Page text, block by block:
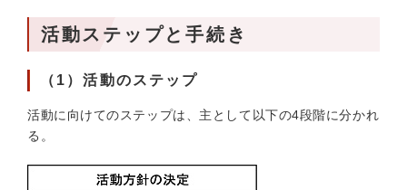
活動ステップと手続き
（1）活動のステップ
活動に向けてのステップは、主として以下の4段階に分かれ
る。